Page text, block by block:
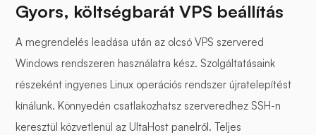
Gyors, költségbarát VPS beállítás
A megrendelés leadása után az olcsó VPS szervered
Windows rendszeren használatra kész. Szolgáltatásaink
részeként ingyenes Linux operációs rendszer újratelepítést
kínálunk. Könnyedén csatlakozhatsz szerveredhez SSH-n
keresztül közvetlenül az UltaHost panelről. Teljes